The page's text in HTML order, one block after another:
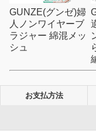
GUNZE(グンゼ)婦
人ノンワイヤーブ
ラジャー 綿混メッ
シュ
お支払方法